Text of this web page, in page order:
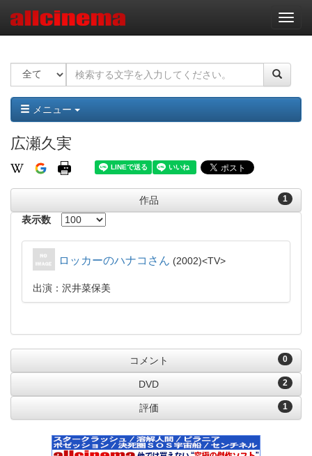
ナ
ビ
ー
ョ
ン
メニュー
広瀬久実
1
作品
表示数
ロッカーのハナコさん 2002 TV
出演：沢井菜保美
0
コメント
2
DVD
1
評価